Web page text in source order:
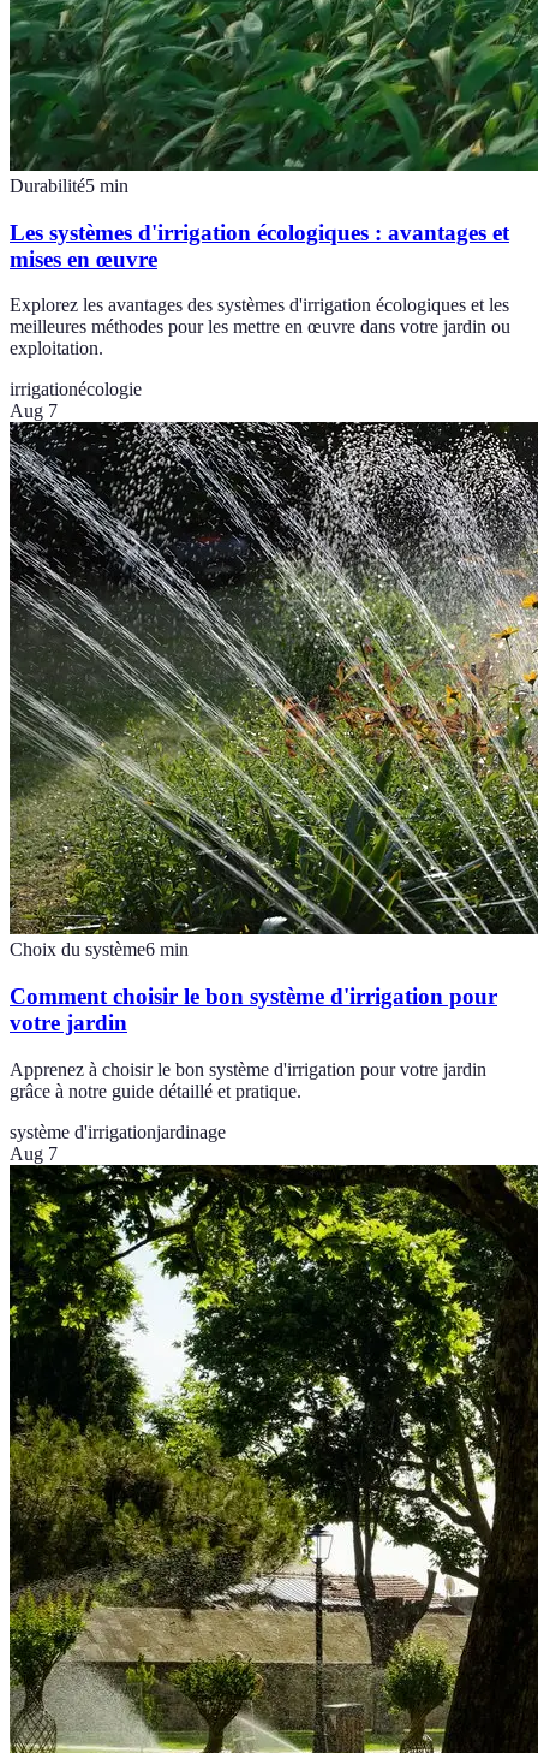
Durabilité5 min
Les systèmes d'irrigation écologiques : avantages et
mises en œuvre
Explorez les avantages des systèmes d'irrigation écologiques et les
meilleures méthodes pour les mettre en œuvre dans votre jardin ou
exploitation.
irrigationécologie
Aug 7
Choix du système6 min
Comment choisir le bon système d'irrigation pour
votre jardin
Apprenez à choisir le bon système d'irrigation pour votre jardin
grâce à notre guide détaillé et pratique.
système d'irrigationjardinage
Aug 7